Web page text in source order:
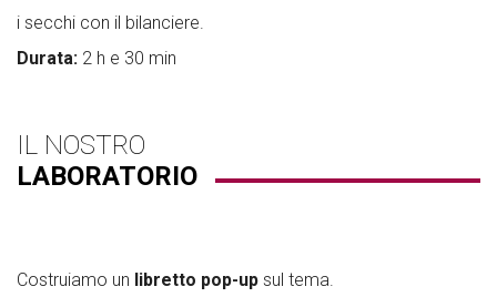
i secchi con il bilanciere.
Durata: 2 h e 30 min
IL NOSTRO
LABORATORIO
Costruiamo un libretto pop-up sul tema.